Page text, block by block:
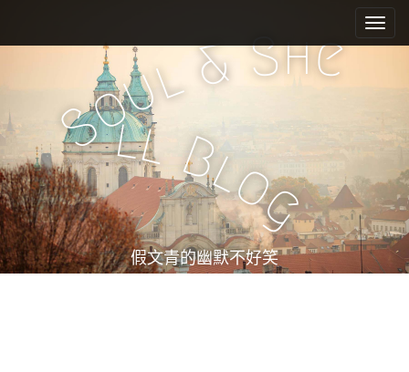
e
n
u
i
c
n
t
e
n
t
Soul&She
ll Bl
og
假文青的幽默不好笑